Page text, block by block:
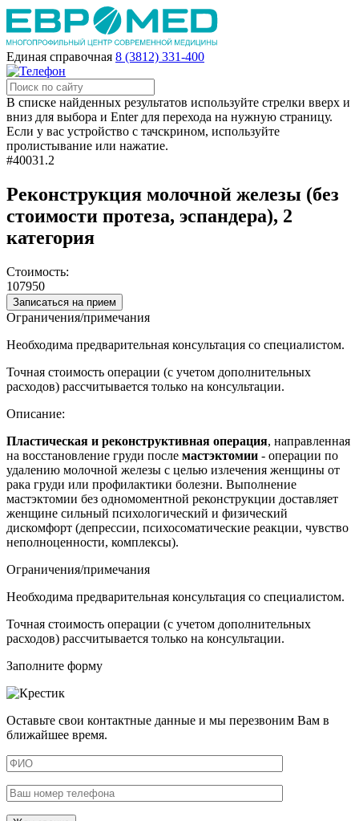
Единая справочная 8 (3812) 331-400
В списке найденных результатов используйте стрелки вверх и
вниз для выбора и Enter для перехода на нужную страницу.
Если у вас устройство с тачскрином, используйте
пролистывание или нажатие.
#40031.2
Реконструкция молочной железы (без
стоимости протеза, эспандера), 2
категория
Стоимость:
107950
Записаться на прием
Ограничения/примечания
Необходима предварительная консультация со специалистом.
Точная стоимость операции (с учетом дополнительных
расходов) рассчитывается только на консультации.
Описание:
Пластическая и реконструктивная операция, направленная
на восстановление груди после мастэктомии - операции по
удалению молочной железы с целью излечения женщины от
рака груди или профилактики болезни. Выполнение
мастэктомии без одномоментной реконструкции доставляет
женщине сильный психологический и физический
дискомфорт (депрессии, психосоматические реакции, чувство
неполноценности, комплексы).
Ограничения/примечания
Необходима предварительная консультация со специалистом.
Точная стоимость операции (с учетом дополнительных
расходов) рассчитывается только на консультации.
Заполните форму
Оставьте свои контактные данные и мы перезвоним Вам в
ближайшее время.